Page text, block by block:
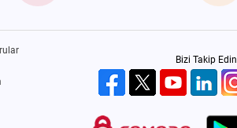
Bizi Takip Edin